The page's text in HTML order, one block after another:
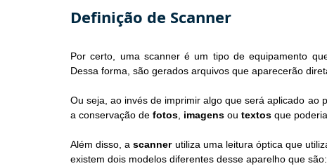
Definição de Scanner
Por certo, uma scanner é um tipo de equipamento
Dessa forma, são gerados arquivos que aparecerão
Ou seja, ao invés de imprimir algo que será aplicado ao
a conservação de fotos, imagens ou textos que
Além disso, a scanner utiliza uma leitura óptica que
existem dois modelos diferentes desse aparelho que são: